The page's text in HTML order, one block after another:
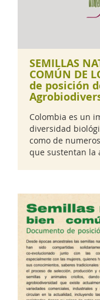
SEMILLAS
COMÚN DE
de posición
Colombia es un
diversidad
como de
que sustentan la